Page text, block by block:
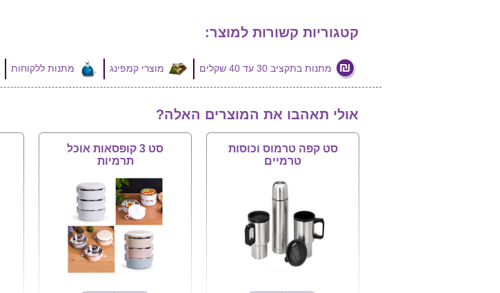
קטגוריות קשורות למוצר:
מתנות בתקציב 30 עד 40 שקלים מוצרי קמפינג מתנות ללקוחות
אולי תאהבו את המוצרים האלה?
סט קפה טרמוס וכוסות
טרמיים
סט 3 קופסאות אוכל
תרמיות